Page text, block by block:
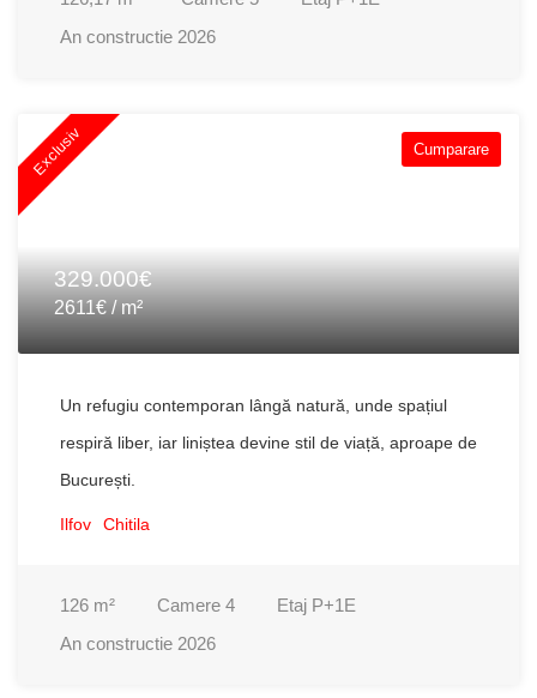
An constructie 2026
Exclusiv Cumparare
329.000€
2611€ / m²
Un refugiu contemporan lângă natură, unde spațiul
respiră liber, iar liniștea devine stil de viață, aproape de
București.
Ilfov Chitila
126 m² Camere 4 Etaj P+1E
An constructie 2026